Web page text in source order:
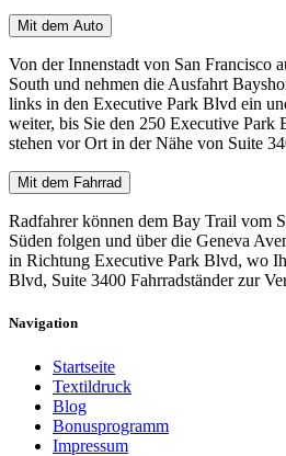
Mit dem Auto
Von der Innenstadt von San Francisco
South und nehmen die Ausfahrt
links in den Executive Park Blvd ein
weiter, bis Sie den 250 Executive Park
stehen vor Ort in der Nähe von Suite
Mit dem Fahrrad
Radfahrer können dem Bay Trail vom
Süden folgen und über die Geneva
in Richtung Executive Park Blvd, wo
Blvd, Suite 3400 Fahrradständer zur
Navigation
Startseite
Textildruck
Blog
Bonusprogramm
Impressum